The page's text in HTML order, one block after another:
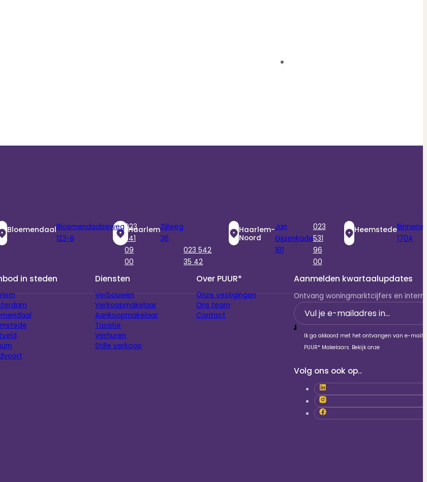
BloemendaalBloemendaalseweg
123-B
023
541
09
00
HaarlemZijlweg
36
023 542
35 42
Haarlem-
Noord
Jan
Gijzenkade
181
023
531
96
00
Heemstede
170A
in steden Diensten
Verbouwen
Verkoopmakelaar
Aankoopmakelaar
Taxatie
Verhuren
Stille verkoop
Over PUUR*
Onze vestigingen
Ons team
Contact
Aanmelden kwartaalupdates
Ontvang woningmarktcijfers en
Section
Ik ga akkoord met het ontvangen van e-
PUUR* Makelaars. Bekijk onze
Volg ons ook op..